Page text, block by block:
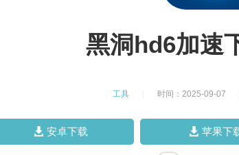
黑洞hd6加速
工具 时间：2025-09-07
安卓下载 苹果下